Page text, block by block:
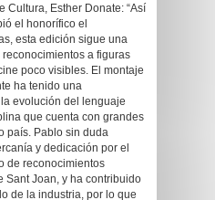
Cultura, Esther Donate: “Así
el honorífico el
esta edición sigue una
a figuras
poco visibles. El montaje
ha tenido una
evolución del lenguaje
que cuenta con grandes
país. Pablo sin duda
y dedicación por el
de reconocimientos
Sant Joan, y ha contribuido
de la industria, por lo que